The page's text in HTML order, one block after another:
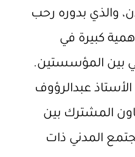
والذي بدوره رحب
كبيرة في
بين المؤسستين.
عبدالرؤوف
المشترك بين
المدني ذات